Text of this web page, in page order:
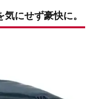
にせず豪快に。